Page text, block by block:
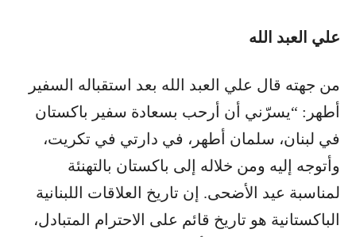
علي العبد الله
من جهته قال علي العبد الله بعد استقباله السفير
أطهر: “يسرّني أن أرحب بسعادة سفير باكستان
في لبنان، سلمان أطهر، في دارتي في تكريت،
وأتوجه إليه ومن خلاله إلى باكستان بالتهنئة
لمناسبة عيد الأضحى. إن تاريخ العلاقات اللبنانية
الباكستانية هو تاريخ قائم على الاحترام المتبادل،